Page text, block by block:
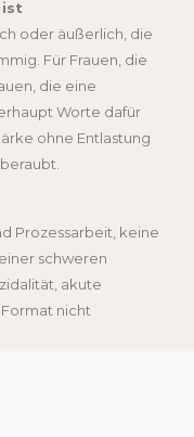
ist
oder äußerlich, die
Für Frauen, die
die eine
Worte dafür
ohne Entlastung
Prozessarbeit, keine
schweren
akute
Format nicht